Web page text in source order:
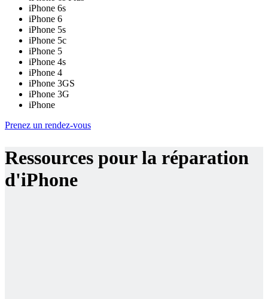
iPhone 6s
iPhone 6
iPhone 5s
iPhone 5c
iPhone 5
iPhone 4s
iPhone 4
iPhone 3GS
iPhone 3G
iPhone
Prenez un rendez-vous
Ressources pour la réparation
d'iPhone